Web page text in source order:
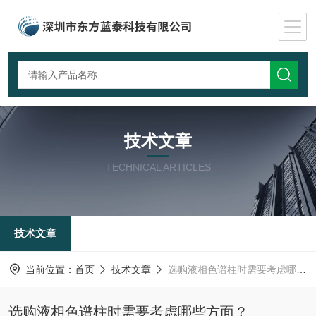
技术文章
TECHNICAL ARTICLES
技术文章
当前位置： 首页 技术文章 选购液相色谱柱时需要考虑哪些方面？
选购液相色谱柱时需要考虑哪些方面？